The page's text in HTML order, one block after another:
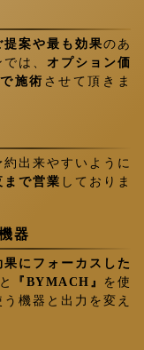
提案や最も効果のあ
は、 オプション価
施術 させて頂きま
約出来やすいように
まで営業 しておりま
器
果にフォーカスした
と 『BYMACH』 を使
う機器と出力を変え